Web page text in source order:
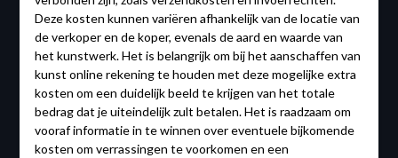
Deze kosten kunnen variëren afhankelijk van de locatie van
de verkoper en de koper, evenals de aard en waarde van
het kunstwerk. Het is belangrijk om bij het aanschaffen van
kunst online rekening te houden met deze mogelijke extra
kosten om een duidelijk beeld te krijgen van het totale
bedrag dat je uiteindelijk zult betalen. Het is raadzaam om
vooraf informatie in te winnen over eventuele bijkomende
kosten om verrassingen te voorkomen en een